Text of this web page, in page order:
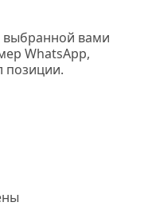
выбранной вами
WhatsApp,
позиции.